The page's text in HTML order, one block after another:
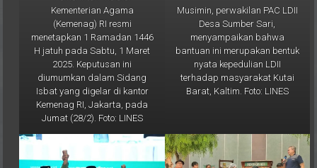
(Kemenag) RI resmi
menetapkan 1 Ramadan 1446
H jatuh pada Sabtu, 1 Maret
2025. Keputusan ini
diumumkan dalam Sidang
Isbat yang digelar di kantor
Kemenag RI, Jakarta, pada
Jumat (28/2). Foto: LINES
Desa Sumber Sari,
menyampaikan bahwa
bantuan ini merupakan bentuk
nyata kepedulian LDII
terhadap masyarakat Kutai
Barat, Kaltim. Foto: LINES